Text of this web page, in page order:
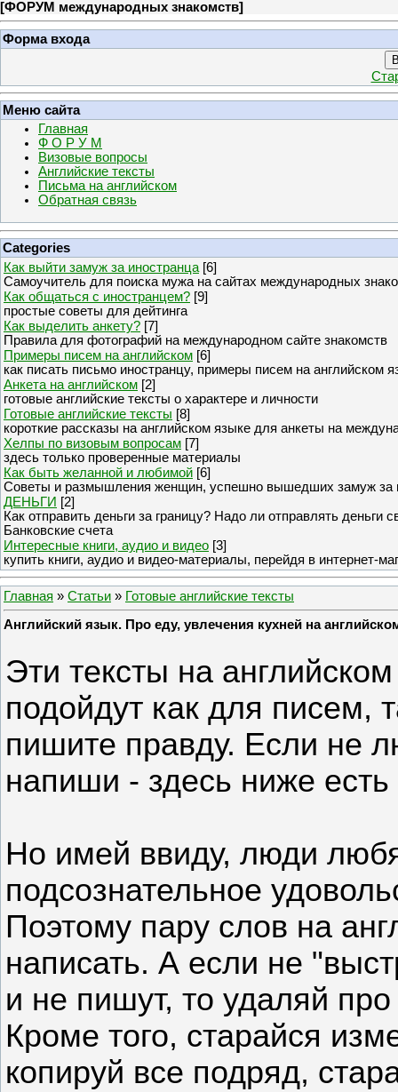
[ФОРУМ международных знакомств]
Форма входа
Меню сайта
Главная
Ф О Р У М
Визовые вопросы
Английские тексты
Письма на английском
Обратная связь
Categories
Как выйти замуж за иностранца [6]
Самоучитель для поиска мужа на сайтах международных
Как общаться с иностранцем? [9]
простые советы для дейтинга
Как выделить анкету? [7]
Правила для фотографий на международном сайте знакомств
Примеры писем на английском [6]
как писать письмо иностранцу, примеры писем на английском
Анкета на английском [2]
готовые английские тексты о характере и личности
Готовые английские тексты [8]
короткие рассказы на английском языке для анкеты на
Хелпы по визовым вопросам [7]
здесь только проверенные материалы
Как быть желанной и любимой [6]
Советы и размышления женщин, успешно вышедших замуж за
ДЕНЬГИ [2]
Как отправить деньги за границу? Надо ли отправлять деньги
Банковские счета
Интересные книги, аудио и видео [3]
купить книги, аудио и видео-материалы, перейдя в интернет-
Главная » Статьи » Готовые английские тексты
Английский язык. Про еду, увлечения кухней на
Эти тексты на
подойдут как для писем,
пишите правду. Если не
напиши - здесь ниже
Но имей ввиду, люди
подсознательное
Поэтому пару слов на
написать. А если не
и не пишут, то удаляй
Кроме того, старайся
копируй все подряд,